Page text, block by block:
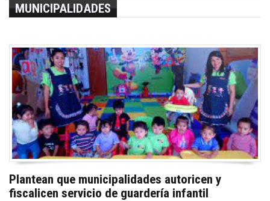
MUNICIPALIDADES
Plantean que municipalidades autoricen y
fiscalicen servicio de guardería infantil